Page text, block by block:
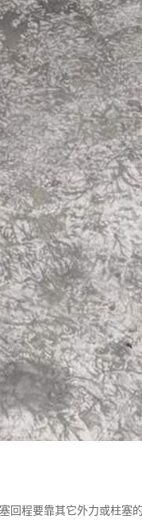
回程要靠其它外力或柱塞的